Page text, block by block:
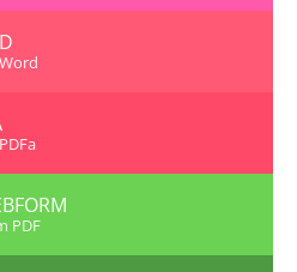
PDF